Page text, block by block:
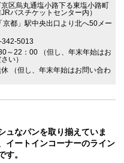
区烏丸通塩小路下る東塩小路町
バスチケットセンター内）
京都」駅中央出口より北へ50メー
342-5013
～22：00 （但し、年末年始はお
い）
（但し、年末年始はお問い合わ
ュなパンを取り揃えていま
イートインコーナーのライン
す。